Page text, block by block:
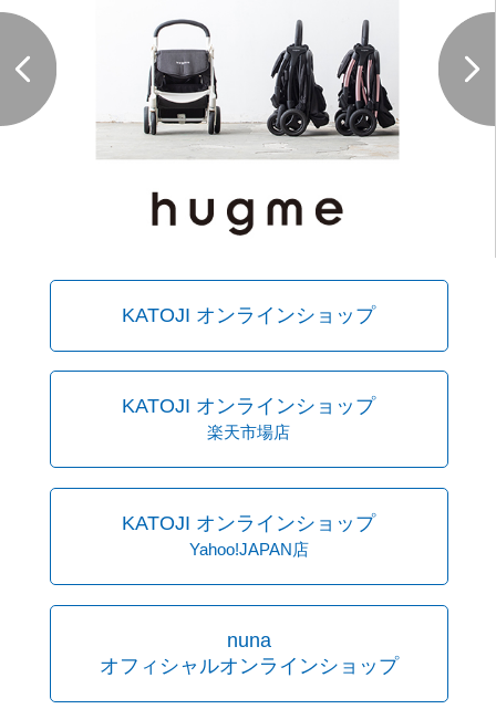
KATOJI オンラインショップ
KATOJI オンラインショップ
楽天市場店
KATOJI オンラインショップ
Yahoo!JAPAN店
nuna
オフィシャルオンラインショップ